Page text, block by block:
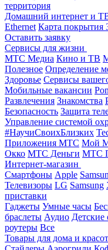
территория
Домашний интернет и
Ethernet Карта покрытия
Оставить заявку
Сервисы для жизни
МТС Медиа Кино и ТВ
Полезное Определение
Здоровье Сервисы
Мобильные вакансии
Развлечения Знакомства
Безопасность Защита
Управление системой
#НаучиСвоихБлизких
Приложения МТС Мой
Окко МТС Деньги МТС
Интернет-магазин
Смартфоны Apple
Телевизоры LG Samsung
приставки
Гаджеты Умные часы
браслеты Аудио Детские
роутеры Все
Товары для дома и